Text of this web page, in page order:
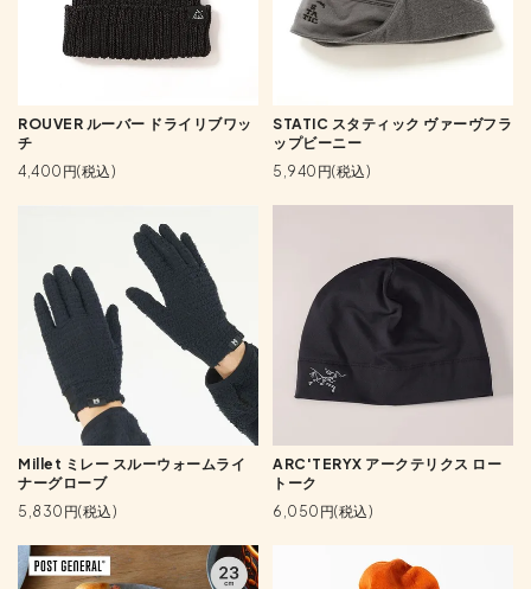
ROUVER ルーバー ドライリブワッ
チ
4,400円(税込)
STATIC スタティック ヴァーヴフラ
ップビーニー
5,940円(税込)
Millet ミレー スルーウォームライ
ナーグローブ
5,830円(税込)
ARC'TERYX アークテリクス ロー
トーク
6,050円(税込)